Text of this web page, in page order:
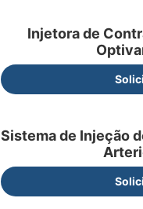
Injetora de
Sistema de Injeção